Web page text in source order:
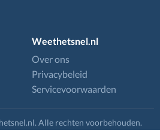
Weethetsnel.nl
Over ons
Privacybeleid
Servicevoorwaarden
Alle rechten voorbehouden.